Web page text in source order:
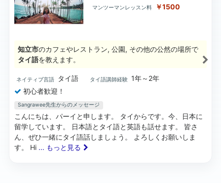
マンツーマンレッスン料 ￥1500
知立市のカフェやレストラン, 公園, その他の公然の場所で
タイ語を教えます。
ネイティブ言語 タイ語 タイ語講師経験 1年～2年
初心者歓迎！
Sangrawee先生からのメッセージ
こんにちは、パーイと申します。 タイからです。今、日本に
留学しています。 日本語とタイ語と英語も話せます。 皆さ
ん、ぜひ一緒にタイ語話しましょう。 よろしくお願いしま
す。 Hi ... もっと見る